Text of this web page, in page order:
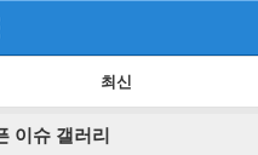
최신
이슈 갤러리